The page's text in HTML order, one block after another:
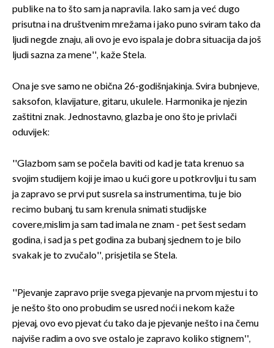
publike na to što sam ja napravila. Iako sam ja već dugo
prisutna i na društvenim mrežama i jako puno sviram tako da
ljudi negde znaju, ali ovo je evo ispala je dobra situacija da još
ljudi sazna za mene'', kaže Stela.
Ona je sve samo ne obična 26-godišnjakinja. Svira bubnjeve,
saksofon, klavijature, gitaru, ukulele. Harmonika je njezin
zaštitni znak. Jednostavno, glazba je ono što je privlači
oduvijek:
''Glazbom sam se počela baviti od kad je tata krenuo sa
svojim studijem koji je imao u kući gore u potkrovlju i tu sam
ja zapravo se prvi put susrela sa instrumentima, tu je bio
recimo bubanj, tu sam krenula snimati studijske
covere,mislim ja sam tad imala ne znam - pet šest sedam
godina, i sad ja s pet godina za bubanj sjednem to je bilo
svakak je to zvučalo'', prisjetila se Stela.
''Pjevanje zapravo prije svega pjevanje na prvom mjestu i to
je nešto što ono probudim se usred noći i nekom kaže
pjevaj, ovo evo pjevat ću tako da je pjevanje nešto i na čemu
najviše radim a ovo sve ostalo je zapravo koliko stignem'',